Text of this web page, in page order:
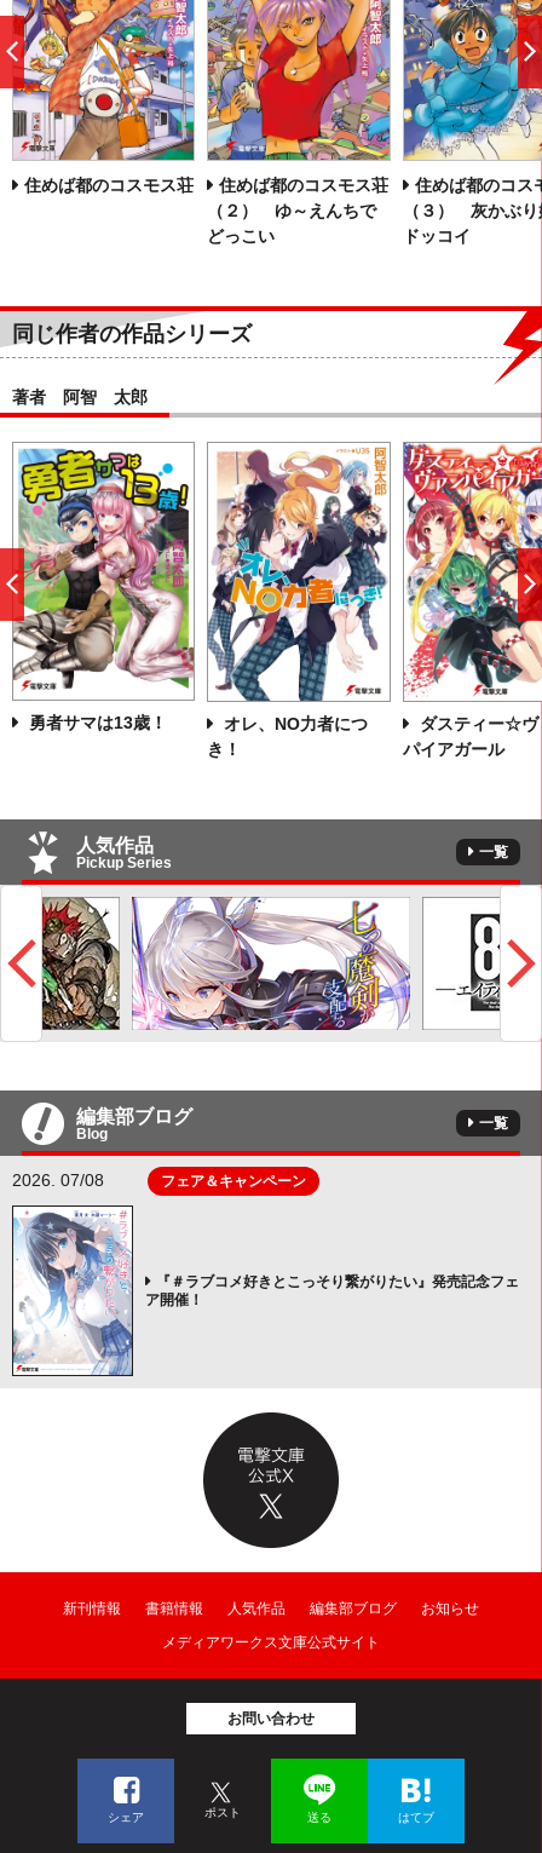
住めば都のコスモス荘
住めば都のコスモス荘
（２） ゆ～えんちで
どっこい
住めば都のコス
（３） 灰かぶり
ドッコイ
前
へ
同じ作者の作品シリーズ
著者 阿智 太郎
勇者サマは13歳！
オレ、NO力者につ
き！
ダスティー☆ヴ
パイアガール
前
へ
人気作品
Pickup Series
一覧
編集部ブログ
Blog
一覧
2026. 07/08 フェア＆キャンペーン
『＃ラブコメ好きとこっそり繋がりたい』発売記念フェ
ア開催！
新刊情報 書籍情報 人気作品 編集部ブログ
お知らせ
メディアワークス文庫公式サイト
お問い合わせ
シェア ポスト 送る はてブ